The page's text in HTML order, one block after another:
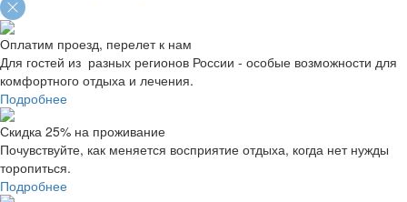
Оплатим проезд, перелет к нам
Для гостей из разных регионов России - особые возможности для
комфортного отдыха и лечения.
Подробнее
Скидка 25% на проживание
Почувствуйте, как меняется восприятие отдыха, когда нет нужды
торопиться.
Подробнее